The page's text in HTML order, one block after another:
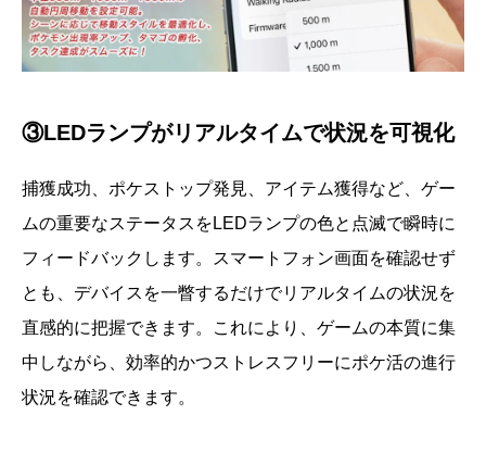
③LEDランプがリアルタイムで状況を可視化
捕獲成功、ポケストップ発見、アイテム獲得など、ゲー
ムの重要なステータスをLEDランプの色と点滅で瞬時に
フィードバックします。スマートフォン画面を確認せず
とも、デバイスを一瞥するだけでリアルタイムの状況を
直感的に把握できます。これにより、ゲームの本質に集
中しながら、効率的かつストレスフリーにポケ活の進行
状況を確認できます。